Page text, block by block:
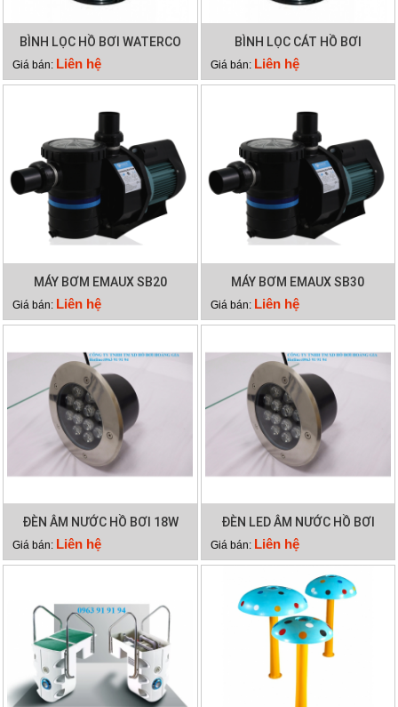
BÌNH LỌC HỒ BƠI WATERCO
S600
Giá bán: Liên hệ
BÌNH LỌC CÁT HỒ BƠI
WATERCO S500
Giá bán: Liên hệ
MÁY BƠM EMAUX SB20
Giá bán: Liên hệ
MÁY BƠM EMAUX SB30
Giá bán: Liên hệ
ĐÈN ÂM NƯỚC HỒ BƠI 18W
Giá bán: Liên hệ
ĐÈN LED ÂM NƯỚC HỒ BƠI
12W
Giá bán: Liên hệ